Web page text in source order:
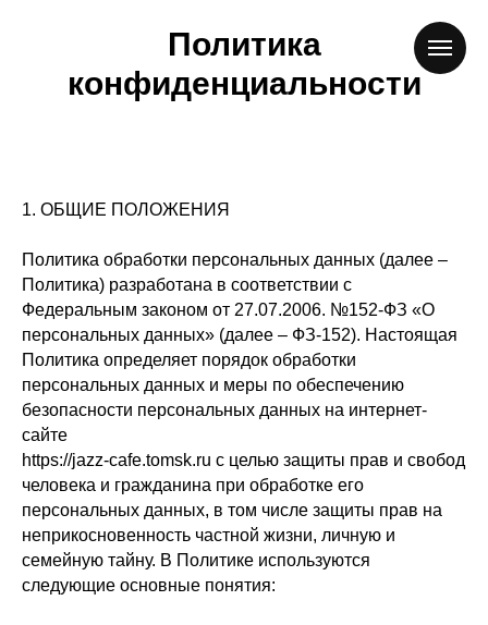
Политика
конфиденциальности
1. ОБЩИЕ ПОЛОЖЕНИЯ
Политика обработки персональных данных (далее –
Политика) разработана в соответствии с
Федеральным законом от 27.07.2006. №152-ФЗ «О
персональных данных» (далее – ФЗ-152). Настоящая
Политика определяет порядок обработки
персональных данных и меры по обеспечению
безопасности персональных данных на интернет-
сайте
https://jazz-cafe.tomsk.ru с целью защиты прав и свобод
человека и гражданина при обработке его
персональных данных, в том числе защиты прав на
неприкосновенность частной жизни, личную и
семейную тайну. В Политике используются
следующие основные понятия: